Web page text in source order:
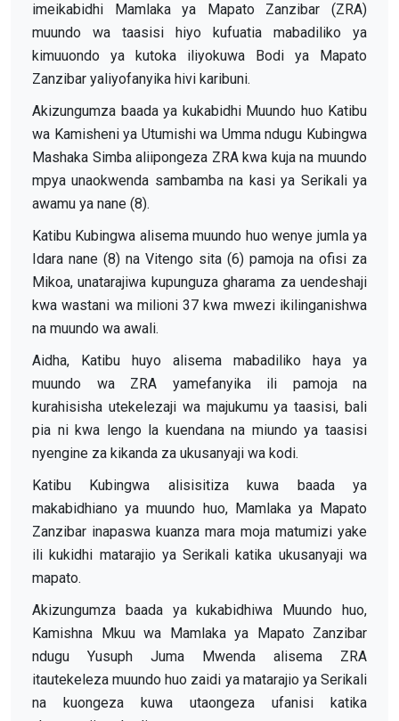
imeikabidhi Mamlaka ya Mapato Zanzibar (ZRA)
muundo wa taasisi hiyo kufuatia mabadiliko ya
kimuuondo ya kutoka iliyokuwa Bodi ya Mapato
Zanzibar yaliyofanyika hivi karibuni.
Akizungumza baada ya kukabidhi Muundo huo Katibu
wa Kamisheni ya Utumishi wa Umma ndugu Kubingwa
Mashaka Simba aliipongeza ZRA kwa kuja na muundo
mpya unaokwenda sambamba na kasi ya Serikali ya
awamu ya nane (8).
Katibu Kubingwa alisema muundo huo wenye jumla ya
Idara nane (8) na Vitengo sita (6) pamoja na ofisi za
Mikoa, unatarajiwa kupunguza gharama za uendeshaji
kwa wastani wa milioni 37 kwa mwezi ikilinganishwa
na muundo wa awali.
Aidha, Katibu huyo alisema mabadiliko haya ya
muundo wa ZRA yamefanyika ili pamoja na
kurahisisha utekelezaji wa majukumu ya taasisi, bali
pia ni kwa lengo la kuendana na miundo ya taasisi
nyengine za kikanda za ukusanyaji wa kodi.
Katibu Kubingwa alisisitiza kuwa baada ya
makabidhiano ya muundo huo, Mamlaka ya Mapato
Zanzibar inapaswa kuanza mara moja matumizi yake
ili kukidhi matarajio ya Serikali katika ukusanyaji wa
mapato.
Akizungumza baada ya kukabidhiwa Muundo huo,
Kamishna Mkuu wa Mamlaka ya Mapato Zanzibar
ndugu Yusuph Juma Mwenda alisema ZRA
itautekeleza muundo huo zaidi ya matarajio ya Serikali
na kuongeza kuwa utaongeza ufanisi katika